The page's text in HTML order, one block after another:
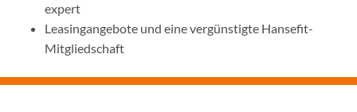
expert
Leasingangebote und eine vergünstigte Hansefit-
Mitgliedschaft